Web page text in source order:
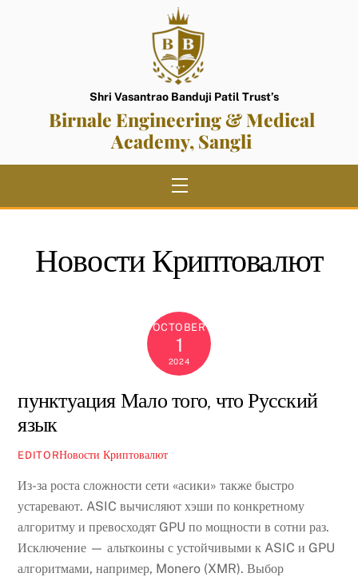
Shri Vasantrao Banduji Patil Trust’s
Birnale Engineering & Medical
Academy, Sangli
Menu
Новости Криптовалют
OCTOBER
1
2024
пунктуация Мало того, что Русский
язык
EDITORНовости Криптовалют
Из-за роста сложности сети «асики» также быстро
устаревают. ASIC вычисляют хэши по конкретному
алгоритму и превосходят GPU по мощности в сотни раз.
Исключение — альткоины с устойчивыми к ASIC и GPU
алгоритмами, например, Monero (XMR). Выбор